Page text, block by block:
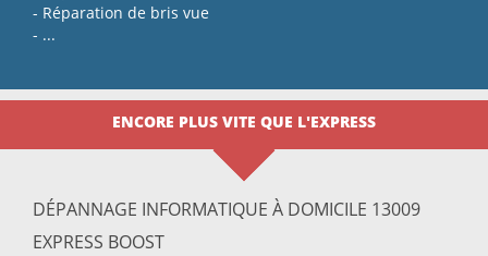
- Réparation de bris vue
- ...
ENCORE PLUS VITE QUE L'EXPRESS
DÉPANNAGE INFORMATIQUE À DOMICILE 13009
EXPRESS BOOST